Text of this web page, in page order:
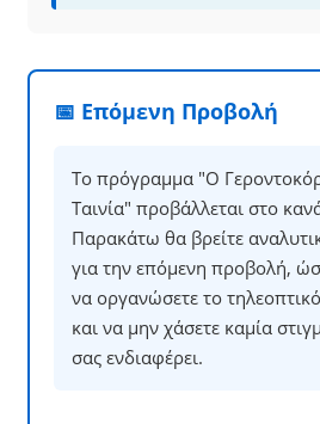
📅 Επόμενη Προβολή
Το πρόγραμμα "Ο
Ταινία" προβάλλεται στο
Παρακάτω θα βρείτε
για την επόμενη προβολή,
να οργανώσετε το
και να μην χάσετε καμία
σας ενδιαφέρει.